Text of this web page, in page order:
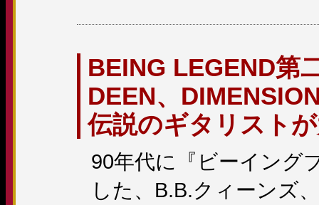
BEING LEGEND第
DEEN、
伝説のギタリスト
90年代に『ビーイング
した、B.B.クィーンズ